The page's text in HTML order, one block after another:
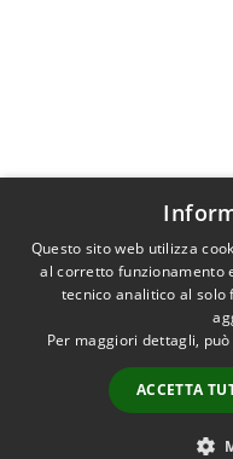
Questo sito web utilizza
al corretto funzionamento
tecnico analitico al
Per maggiori dettagli,
ACCETTA